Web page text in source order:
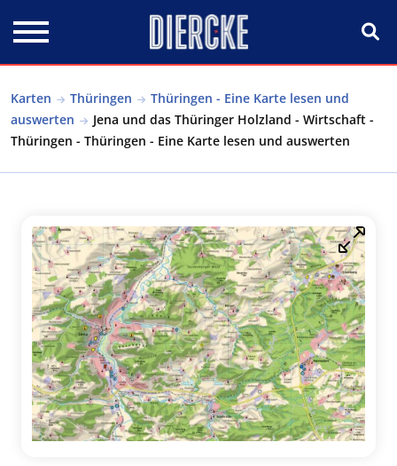
Karten Thüringen
Thüringen - Eine Karte lesen und
auswerten
Jena und das Thüringer Holzland - Wirtschaft -
Thüringen - Thüringen - Eine Karte lesen und auswerten